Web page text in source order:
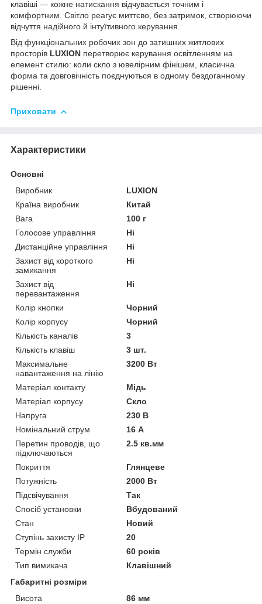
клавіші — кожне натискання відчувається точним і
комфортним. Світло реагує миттєво, без затримок, створюючи
відчуття надійного й інтуїтивного керування.
Від функціональних робочих зон до затишних житлових
просторів LUXION перетворює керування освітленням на
елемент стилю: коли скло з ювелірним фінішем, класична
форма та довговічність поєднуються в одному бездоганному
рішенні.
Приховати
Характеристики
Основні
Виробник
LUXION
Країна виробник
Китай
Вага
100 г
Голосове управління
Ні
Дистанційне управління
Ні
Захист від короткого
замикання
Ні
Захист від
перевантаження
Ні
Колір кнопки
Чорний
Колір корпусу
Чорний
Кількість каналів
3
Кількість клавіш
3 шт.
Максимальне
навантаження на лінію
3200 Вт
Матеріал контакту
Мідь
Матеріал корпусу
Скло
Напруга
230 В
Номінальний струм
16 А
Перетин проводів, що
підключаються
2.5 кв.мм
Покриття
Глянцеве
Потужність
2000 Вт
Підсвічування
Так
Спосіб установки
Вбудований
Стан
Новий
Ступінь захисту IP
20
Термін служби
60 років
Тип вимикача
Клавішний
Габаритні розміри
Висота
86 мм